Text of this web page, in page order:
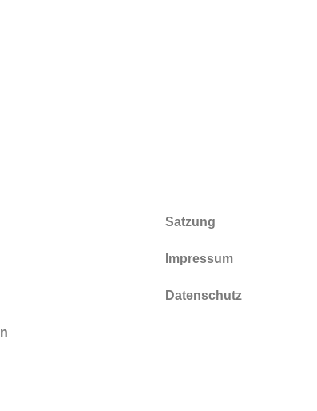
Satzung
Impressum
Datenschutz